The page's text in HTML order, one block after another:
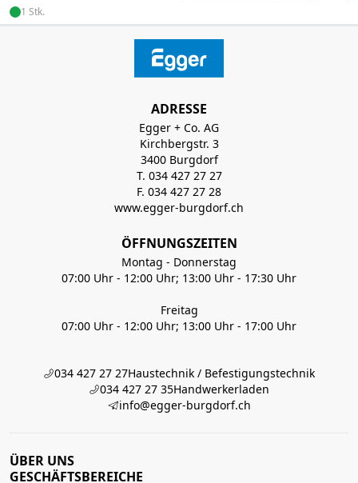
1 Stk.
ADRESSE
Egger + Co. AG
Kirchbergstr. 3
3400 Burgdorf
T. 034 427 27 27
F. 034 427 27 28
www.egger-burgdorf.ch
ÖFFNUNGSZEITEN
Montag - Donnerstag
07:00 Uhr - 12:00 Uhr; 13:00 Uhr - 17:30 Uhr
Freitag
07:00 Uhr - 12:00 Uhr; 13:00 Uhr - 17:00 Uhr
034 427 27 27Haustechnik / Befestigungstechnik
034 427 27 35Handwerkerladen
info@egger-burgdorf.ch
ÜBER UNS
GESCHÄFTSBEREICHE